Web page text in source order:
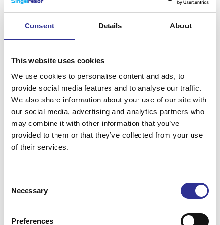
Consent Details About
This website uses cookies
We use cookies to personalise content and ads, to
provide social media features and to analyse our traffic.
We also share information about your use of our site with
our social media, advertising and analytics partners who
may combine it with other information that you’ve
provided to them or that they’ve collected from your use
of their services.
Selection
Necessary
Preferences
+